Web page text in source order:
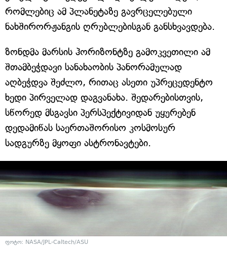
რომლებიც ამ პლანეტაზე გავრცელებული
ნახშირორჟანგის ღრუბლებისგან განსხვავდება.
ზონდმა მარსის ჰორიზონტზე გამოკვეთილი ამ
შთამბეჭდავი სანახაობის პანორამულად
აღბეჭდვა შეძლო, რითაც ასეთი უპრეცედენტო
ხედი პირველად დაგვანახა. შედარებისთვის,
სწორედ მსგავსი პერსპექტივიდან უყურებენ
დედამიწას საერთაშორისო კოსმოსურ
სადგურზე მყოფი ასტრონავტები.
ფოტო: NASA/JPL-Caltech/ASU